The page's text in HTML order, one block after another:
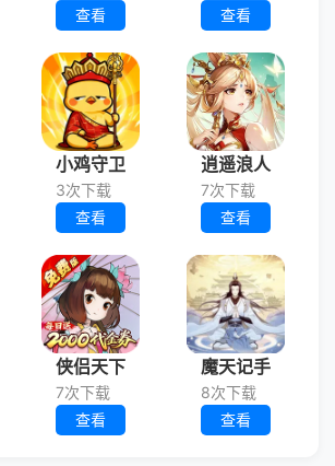
查看
查看
小鸡守卫
3次下载
查看
逍遥浪人
7次下载
查看
侠侣天下
7次下载
查看
魔天记手
8次下载
查看